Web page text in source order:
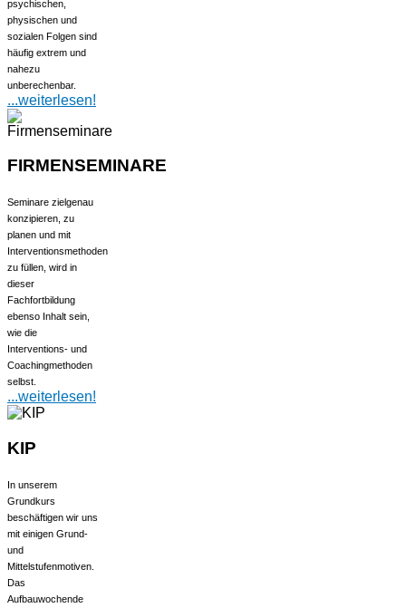
psychischen,
physischen und
sozialen Folgen sind
häufig extrem und
nahezu
unberechenbar.
...weiterlesen!
FIRMENSEMINARE
Seminare zielgenau
konzipieren, zu
planen und mit
Interventionsmethoden
zu füllen, wird in
dieser
Fachfortbildung
ebenso Inhalt sein,
wie die
Interventions- und
Coachingmethoden
selbst.
...weiterlesen!
KIP
In unserem
Grundkurs
beschäftigen wir uns
mit einigen Grund-
und
Mittelstufenmotiven.
Das
Aufbauwochende